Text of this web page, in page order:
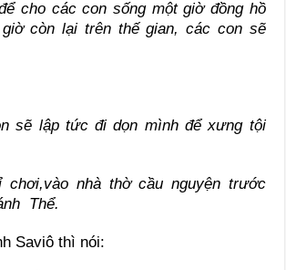
cho các con sống một giờ đồng hồ
còn lại trên thế gian, các con sẽ
sẽ lập tức đi dọn mình để xưng tội
chơi,vào nhà thờ cầu nguyện trước
Thể.
Saviô thì nói: